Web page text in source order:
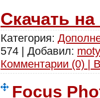
Скачать
Категория:
574 | Добавил:
Комментарии (0) |
Focus